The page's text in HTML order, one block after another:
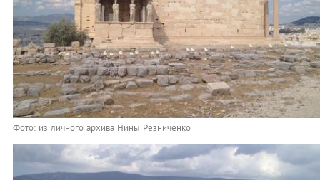
Фото: из личного архива Нины Резниченко